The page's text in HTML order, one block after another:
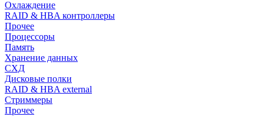
Охлаждение
RAID & HBA контроллеры
Прочее
Процессоры
Память
Хранение данных
СХД
Дисковые полки
RAID & HBA external
Стриммеры
Прочее